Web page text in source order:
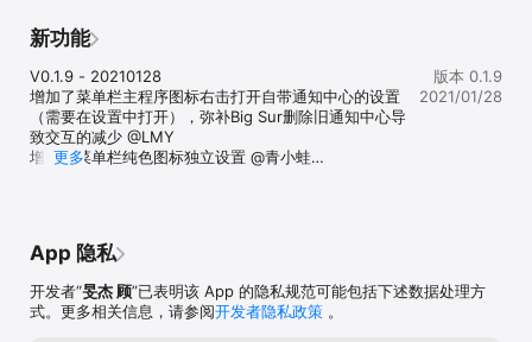
新功能
V0.1.9 - 20210128
增加了菜单栏主程序图标右击打开自带通知中心的设置
（需要在设置中打开），弥补Big Sur删除旧通知中心导
致交互的减少 @LMY
增加了菜单栏纯色图标独立设置 @青小蛙
更多
版本 0.1.9
2021/01/28
App 隐私
开发者“旻杰 顾”已表明该 App 的隐私规范可能包括下述数据处理方
式。更多相关信息，请参阅开发者隐私政策 。